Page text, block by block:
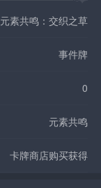
元素共鸣：交织之草
事件牌
0
元素共鸣
卡牌商店购买获得